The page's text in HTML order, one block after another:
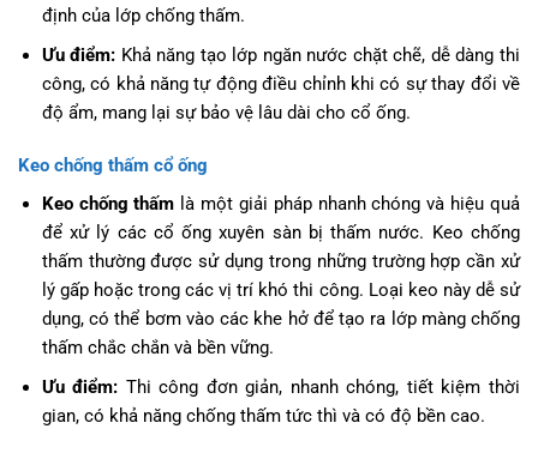
định của lớp chống thấm.
Ưu điểm: Khả năng tạo lớp ngăn nước chặt chẽ, dễ dàng thi
công, có khả năng tự động điều chỉnh khi có sự thay đổi về
độ ẩm, mang lại sự bảo vệ lâu dài cho cổ ống.
Keo chống thấm cổ ống
Keo chống thấm là một giải pháp nhanh chóng và hiệu quả
để xử lý các cổ ống xuyên sàn bị thấm nước. Keo chống
thấm thường được sử dụng trong những trường hợp cần xử
lý gấp hoặc trong các vị trí khó thi công. Loại keo này dễ sử
dụng, có thể bơm vào các khe hở để tạo ra lớp màng chống
thấm chắc chắn và bền vững.
Ưu điểm: Thi công đơn giản, nhanh chóng, tiết kiệm thời
gian, có khả năng chống thấm tức thì và có độ bền cao.